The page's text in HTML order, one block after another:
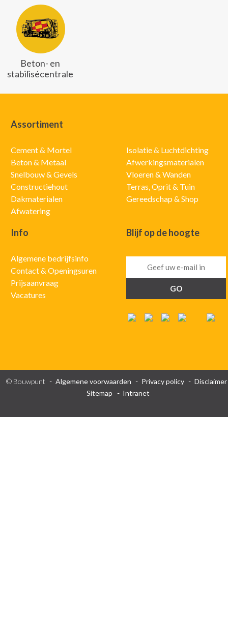
Beton- en
stabilisécentrale
Assortiment
Cement & Mortel
Beton & Metaal
Snelbouw & Gevels
Constructiehout
Dakmaterialen
Afwatering
Isolatie & Luchtdichting
Afwerkingsmaterialen
Vloeren & Wanden
Terras, Oprit & Tuin
Gereedschap & Shop
Info
Algemene bedrijfsinfo
Contact & Openingsuren
Prijsaanvraag
Vacatures
Blijf op de hoogte
© Bouwpunt Algemene voorwaarden Privacy policy
Disclaimer
Sitemap
Intranet